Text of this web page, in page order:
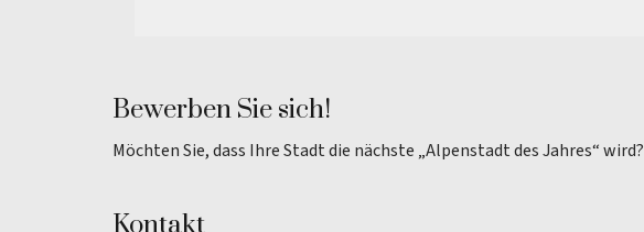
Bewerben Sie sich!
Möchten Sie, dass Ihre Stadt die nächste „Alpenstadt des Jahres“ wird?
Kontakt